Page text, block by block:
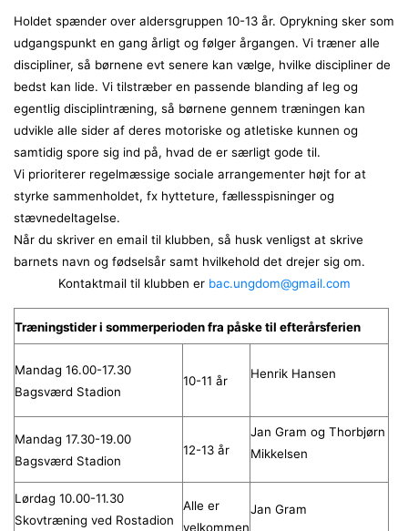
Holdet spænder over aldersgruppen 10-13 år. Oprykning sker som
udgangspunkt en gang årligt og følger årgangen. Vi træner alle
discipliner, så børnene evt senere kan vælge, hvilke discipliner de
bedst kan lide. Vi tilstræber en passende blanding af leg og
egentlig disciplintræning, så børnene gennem træningen kan
udvikle alle sider af deres motoriske og atletiske kunnen og
samtidig spore sig ind på, hvad de er særligt gode til.
Vi prioriterer regelmæssige sociale arrangementer højt for at
styrke sammenholdet, fx hytteture, fællesspisninger og
stævnedeltagelse.
Når du skriver en email til klubben, så husk venligst at skrive
barnets navn og fødselsår samt hvilkehold det drejer sig om.
Kontaktmail til klubben er bac.ungdom@gmail.com
Træningstider i sommerperioden fra påske til efterårsferien
Mandag 16.00-17.30
Bagsværd Stadion
10-11 år Henrik Hansen
Mandag 17.30-19.00
Bagsværd Stadion
12-13 år
Jan Gram og Thorbjørn
Mikkelsen
Lørdag 10.00-11.30
Skovtræning ved Rostadion
Alle er
velkommen
Jan Gram